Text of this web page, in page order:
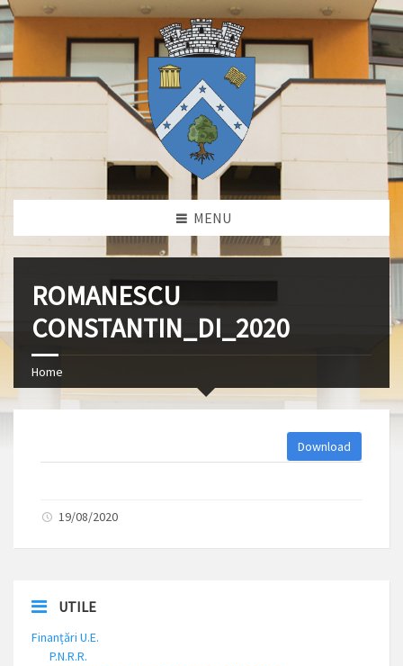
MENU
ROMANESCU
CONSTANTIN_DI_2020
Home
Download
19/08/2020
UTILE
Finanțări U.E.
P.N.R.R.